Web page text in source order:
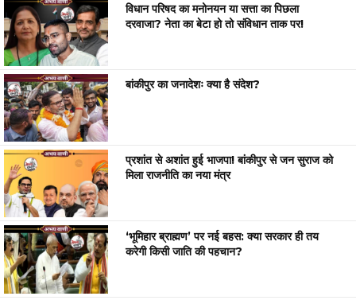
विधान परिषद का मनोनयन या सत्ता का पिछला
दरवाजा? नेता का बेटा हो तो संविधान ताक पर!
बांकीपुर का जनादेशः क्या है संदेश?
प्रशांत से अशांत हुई भाजपा! बांकीपुर से जन सुराज को
मिला राजनीति का नया मंत्र
‘भूमिहार ब्राह्मण’ पर नई बहस: क्या सरकार ही तय
करेगी किसी जाति की पहचान?